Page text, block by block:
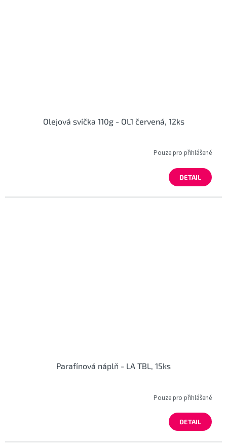
Olejová svíčka 110g - OL1 červená, 12ks
Pouze pro přihlášené
DETAIL
Parafínová náplň - LA TBL, 15ks
Pouze pro přihlášené
DETAIL